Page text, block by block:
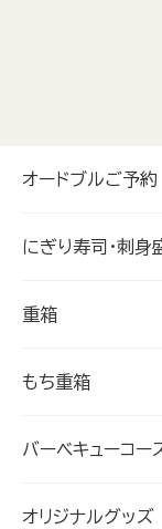
オードブルご予約
にぎり寿司・刺身
重箱
もち重箱
バーベキューコー
オリジナルグッズ